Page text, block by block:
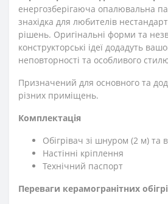
енергозберігаюча опалювальна
знахідка для любителів
рішень. Оригінальні форми та
конструкторські ідеї додадуть
неповторності та особливого
Призначений для основного та
різних приміщень.
Комплектація
Обігрівач зі шнуром (2 м) та
Настінні кріплення
Технічний паспорт
Переваги керамогранітних